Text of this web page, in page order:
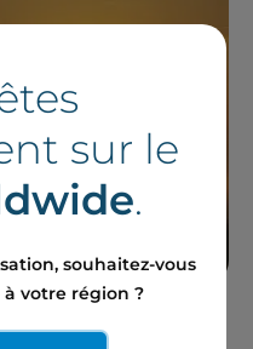
sur le
.
souhaitez-vous
votre région ?